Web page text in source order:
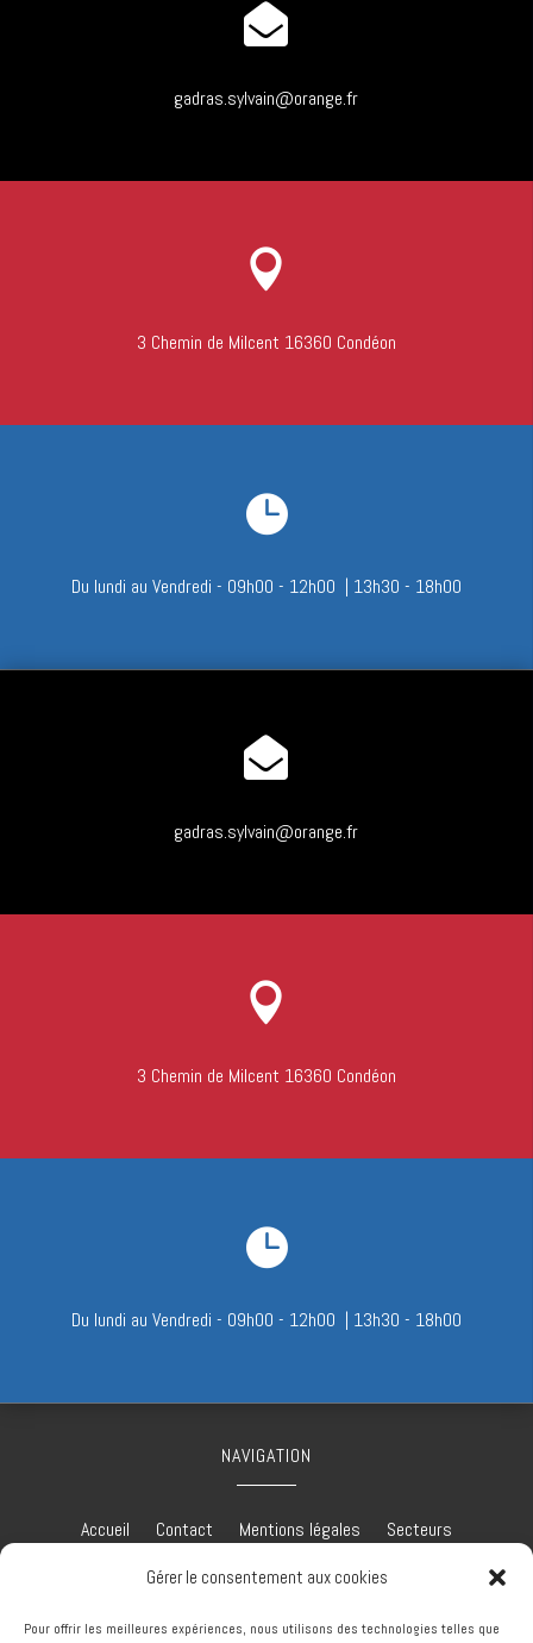
Gérer le consentement aux cookies
Pour offrir les meilleures expériences, nous utilisons des technologies telles que

gadras.sylvain@orange.fr

3 Chemin de Milcent 16360 Condéon

Du lundi au Vendredi - 09h00 - 12h00 | 13h30 - 18h00

gadras.sylvain@orange.fr

3 Chemin de Milcent 16360 Condéon

Du lundi au Vendredi - 09h00 - 12h00 | 13h30 - 18h00
NAVIGATION
Accueil Contact Mentions légales
Secteurs